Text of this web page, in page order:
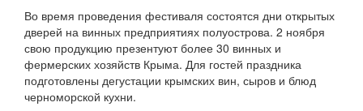
Во время проведения фестиваля состоятся дни открытых
дверей на винных предприятиях полуострова. 2 ноября
свою продукцию презентуют более 30 винных и
фермерских хозяйств Крыма. Для гостей праздника
подготовлены дегустации крымских вин, сыров и блюд
черноморской кухни.